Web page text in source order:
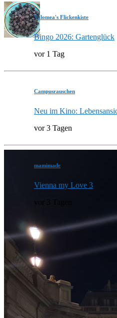
Valomea's Flickenkiste
Bingo 2026: Gartenglück
vor 1 Tag
Campusrauschen
Neu im Kino:
vor 3 Tagen
mamimade
Vienna my Love 3
vor 3 Tagen